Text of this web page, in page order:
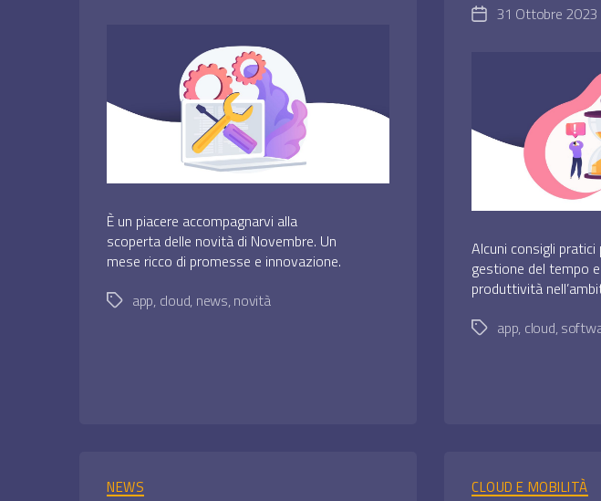
È un piacere accompagnarvi alla
scoperta delle novità di Novembre. Un
mese ricco di promesse e innovazione.
Tag app, cloud, news,novità
Data31 Ottobre 2023
Alcuni consigli
gestione del tempo
produttività
Tag app, cloud,
NEWS CLOUD E MOBILITÀ